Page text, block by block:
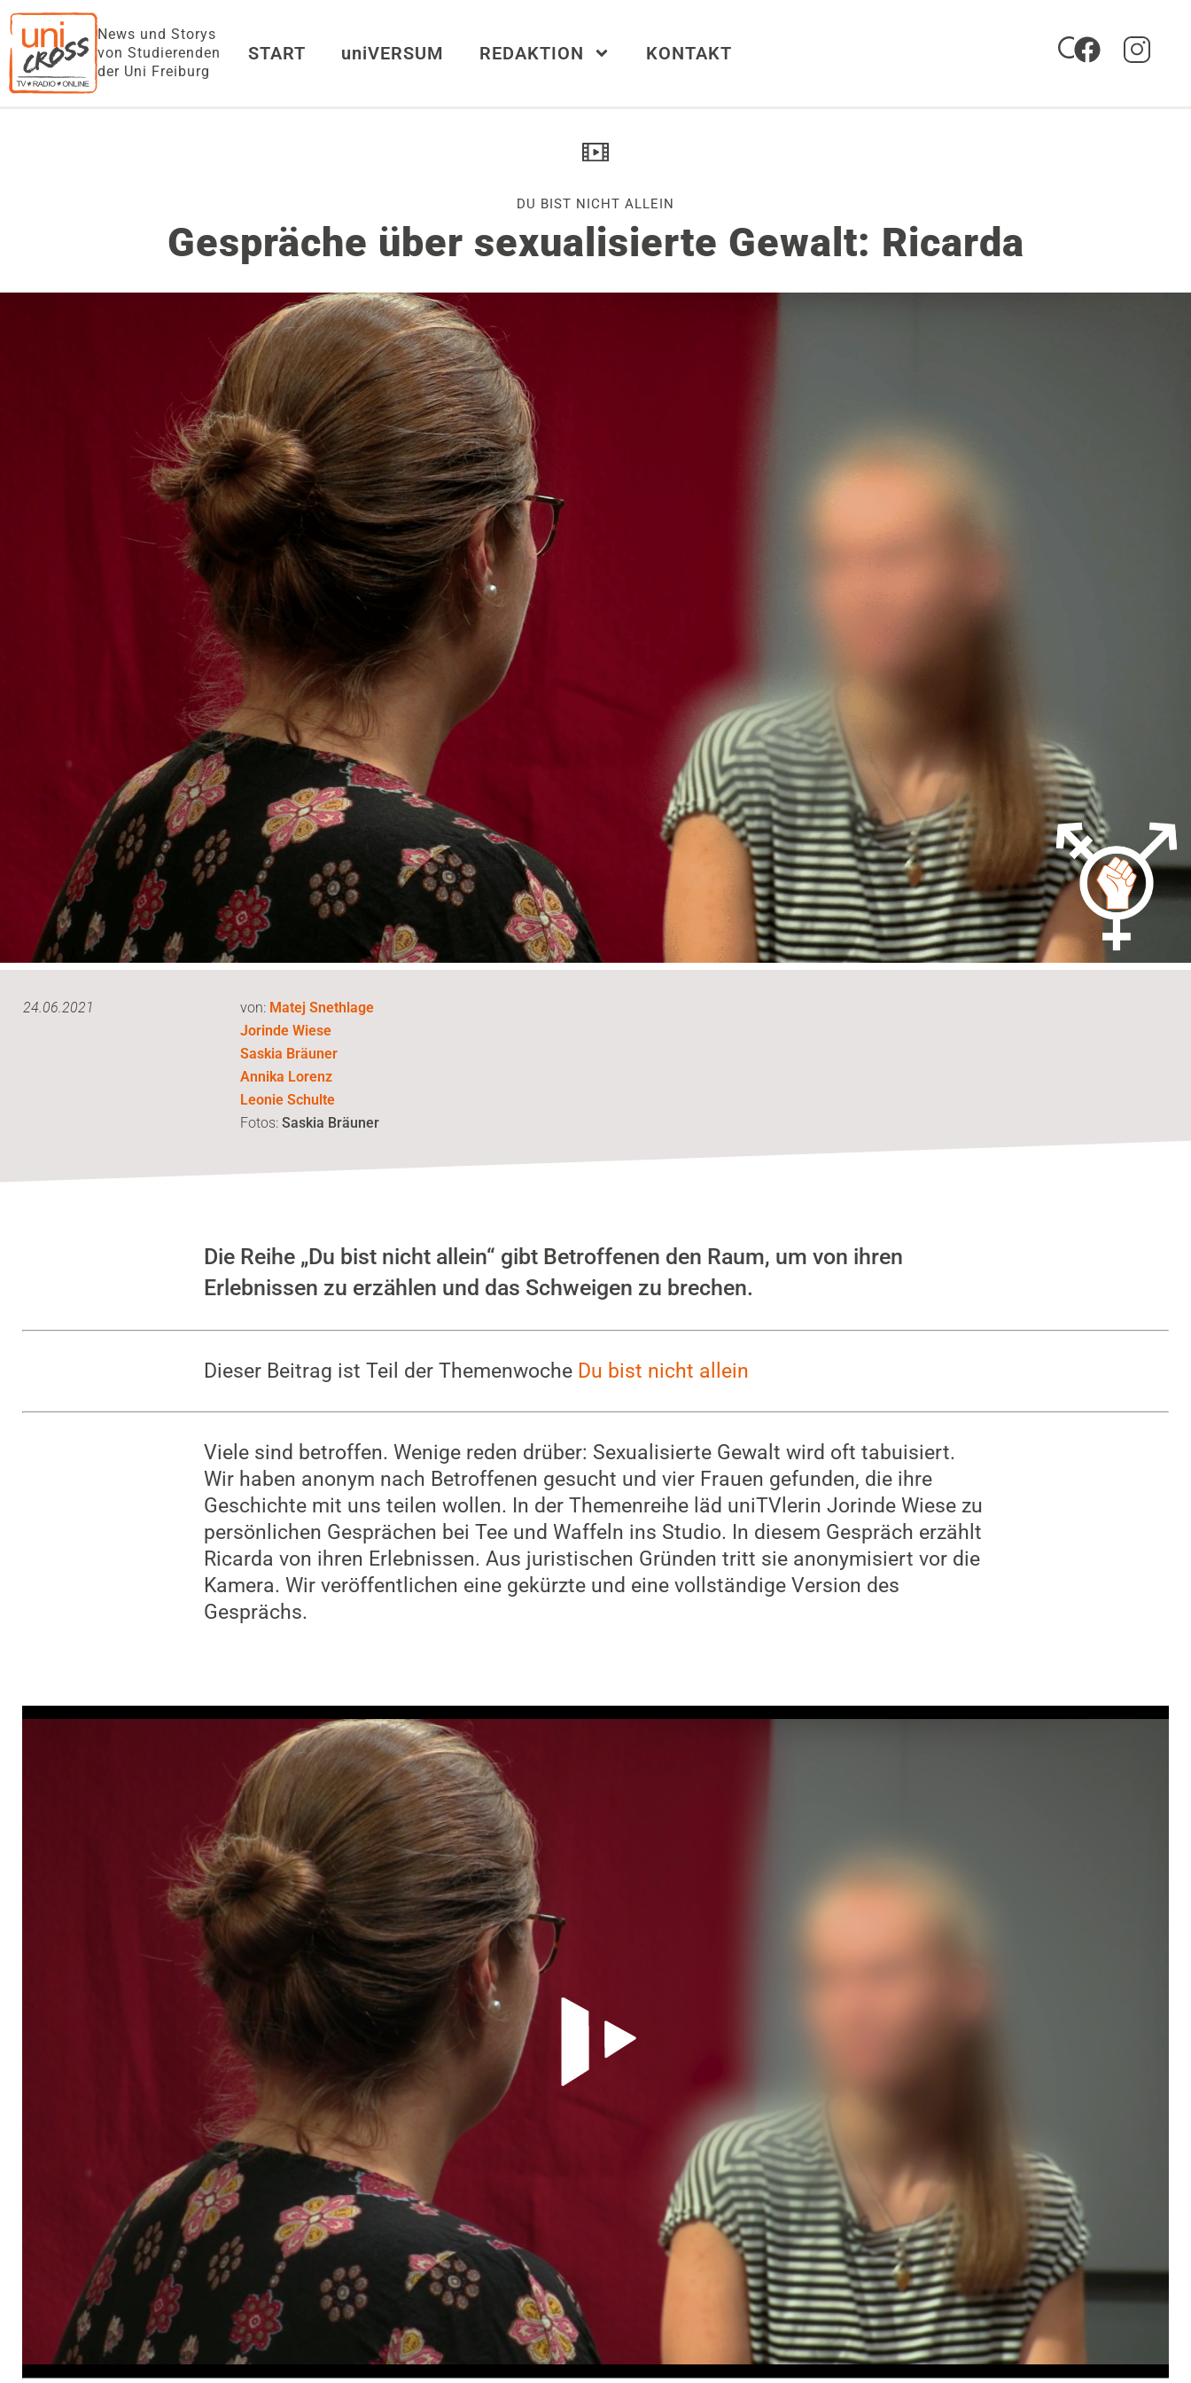
News und Storys
von Studierenden
der Uni Freiburg
START uniVERSUM REDAKTION KONTAKT
DU BIST NICHT ALLEIN
Gespräche über sexualisierte Gewalt: Ricarda
24.06.2021 von: Matej Snethlage
Jorinde Wiese
Saskia Bräuner
Annika Lorenz
Leonie Schulte
Fotos:Saskia Bräuner
Die Reihe „Du bist nicht allein“ gibt Betroffenen den Raum, um von ihren
Erlebnissen zu erzählen und das Schweigen zu brechen.
Dieser Beitrag ist Teil der Themenwoche Du bist nicht allein
Viele sind betroffen. Wenige reden drüber: Sexualisierte Gewalt wird oft tabuisiert.
Wir haben anonym nach Betroffenen gesucht und vier Frauen gefunden, die ihre
Geschichte mit uns teilen wollen. In der Themenreihe läd uniTVlerin Jorinde Wiese zu
persönlichen Gesprächen bei Tee und Waffeln ins Studio. In diesem Gespräch erzählt
Ricarda von ihren Erlebnissen. Aus juristischen Gründen tritt sie anonymisiert vor die
Kamera. Wir veröffentlichen eine gekürzte und eine vollständige Version des
Gesprächs.
Video-Player überspringen